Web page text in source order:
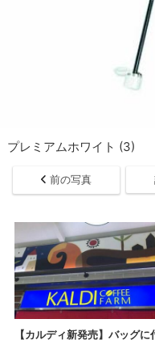
プレミアムホワイト (3)
前の写真